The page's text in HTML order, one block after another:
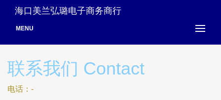
海口美兰弘璐电子商务商行
MENU
联系我们 Contact
电话：-